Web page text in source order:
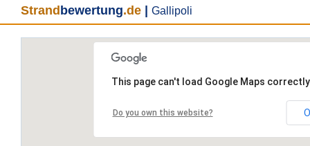
Strand bewertung.de Gallipoli
This page can't load Google Maps
Do you own this website?